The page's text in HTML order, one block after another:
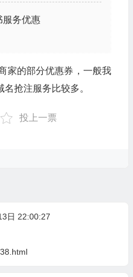
服务优惠
家的部分优惠券，一般我
抢注服务比较多。
投上一票
日 22:00:27